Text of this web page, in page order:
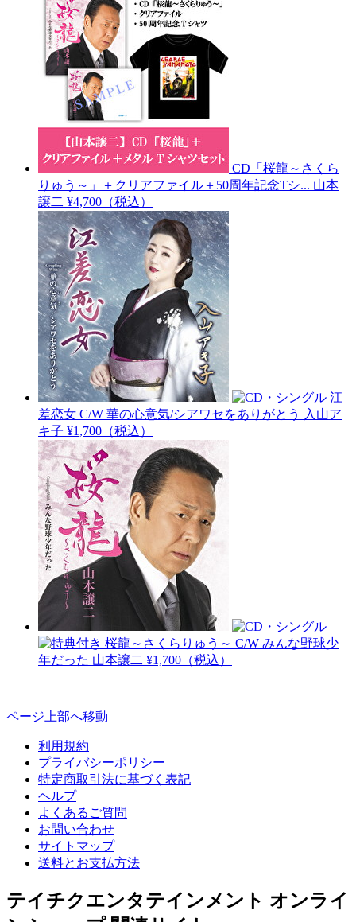
CD「桜龍～さくら
りゅう～」＋クリアファイル＋50周年記念Tシ... 山本
譲二 ¥4,700（税込）
江
差恋女 C/W 華の心意気/シアワセをありがとう
入山ア
キ子 ¥1,700（税込）
桜龍～さくらりゅう～ C/W みんな野球少
年だった 山本譲二 ¥1,700（税込）
ページ上部へ移動
利用規約
プライバシーポリシー
特定商取引法に基づく表記
ヘルプ
よくあるご質問
お問い合わせ
サイトマップ
送料とお支払方法
テイチクエンタテインメント オンライ